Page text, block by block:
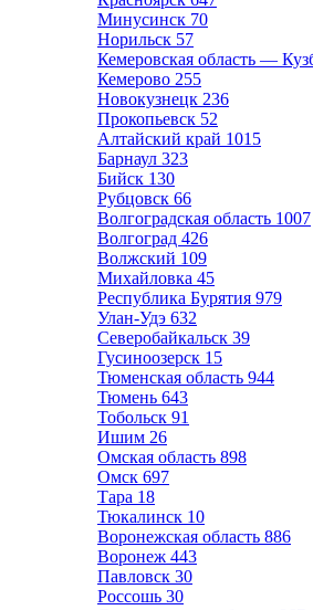
Минусинск 70
Норильск 57
Кемеровская область —
Кемерово 255
Новокузнецк 236
Прокопьевск 52
Алтайский край 1015
Барнаул 323
Бийск 130
Рубцовск 66
Волгоградская область 1007
Волгоград 426
Волжский 109
Михайловка 45
Республика Бурятия 979
Улан-Удэ 632
Северобайкальск 39
Гусиноозерск 15
Тюменская область 944
Тюмень 643
Тобольск 91
Ишим 26
Омская область 898
Омск 697
Тара 18
Тюкалинск 10
Воронежская область 886
Воронеж 443
Павловск 30
Россошь 30